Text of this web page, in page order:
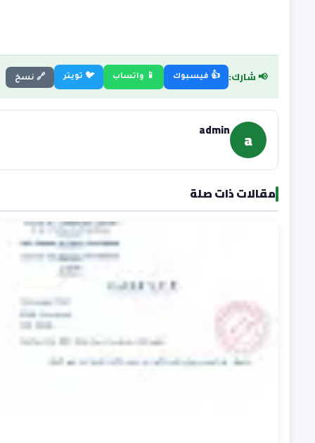
📢 شارك: 👍 فيسبوك 📱 واتساب 🐦 تويتر 🔗 نسخ
a
admin
مقالات ذات صلة